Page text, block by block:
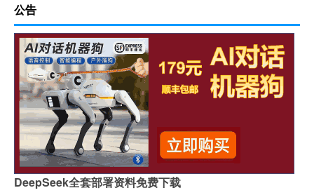
公告
DeepSeek全套部署资料免费下载